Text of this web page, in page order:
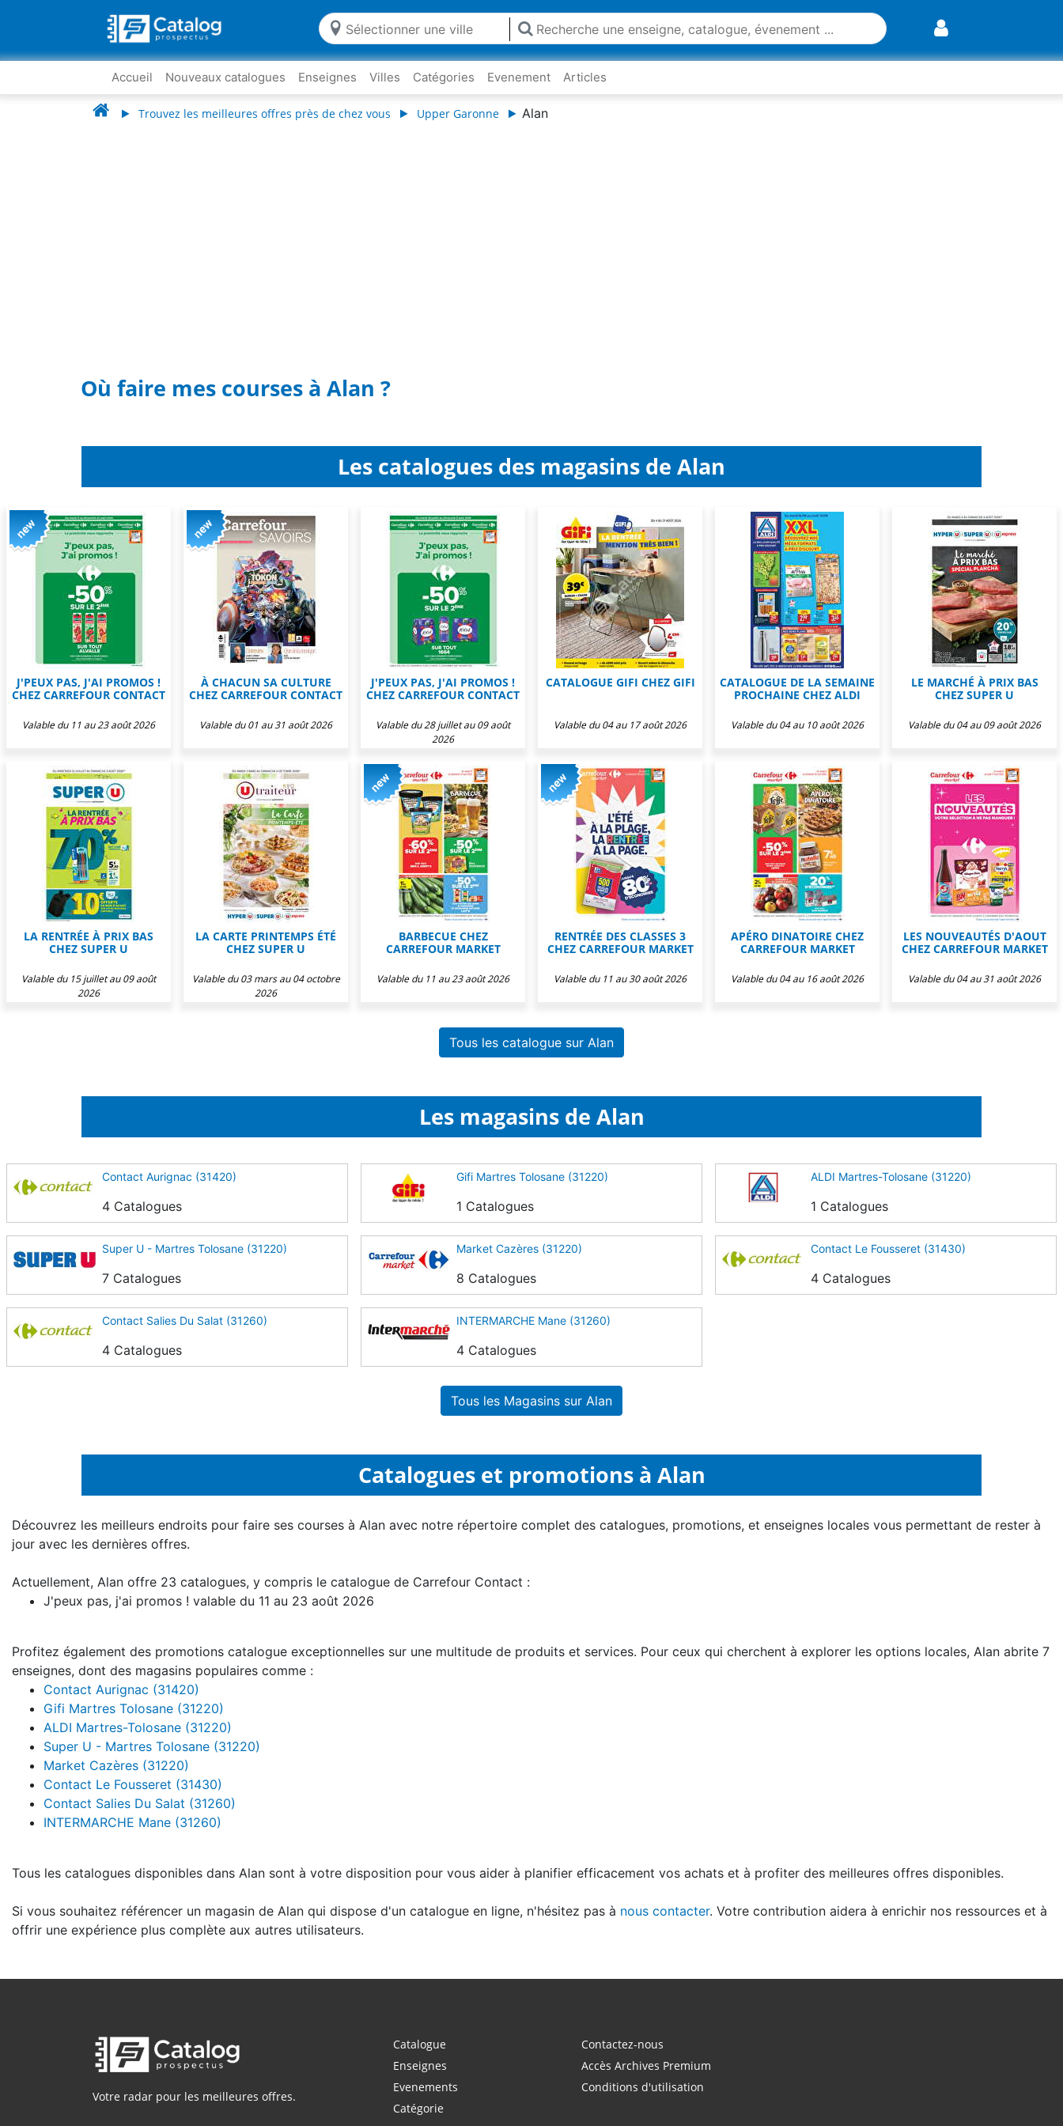
Accueil Nouveaux catalogues Enseignes Villes Catégories Evenement Articles
Trouvez les meilleures offres près de chez vous Upper Garonne Alan
Où faire mes courses à Alan ?
Les catalogues des magasins de Alan
J'PEUX PAS, J'AI PROMOS !
CHEZ CARREFOUR CONTACT
Valable du 11 au 23 août 2026
À CHACUN SA CULTURE
CHEZ CARREFOUR CONTACT
Valable du 01 au 31 août 2026
J'PEUX PAS, J'AI PROMOS !
CHEZ CARREFOUR CONTACT
Valable du 28 juillet au 09 août
2026
CATALOGUE GIFI CHEZ GIFI
Valable du 04 au 17 août 2026
CATALOGUE DE LA SEMAINE
PROCHAINE CHEZ ALDI
Valable du 04 au 10 août 2026
LE MARCHÉ À PRIX BAS
CHEZ SUPER U
Valable du 04 au 09 août 2026
LA RENTRÉE À PRIX BAS
CHEZ SUPER U
Valable du 15 juillet au 09 août
2026
LA CARTE PRINTEMPS ÉTÉ
CHEZ SUPER U
Valable du 03 mars au 04 octobre
2026
BARBECUE CHEZ
CARREFOUR MARKET
Valable du 11 au 23 août 2026
RENTRÉE DES CLASSES 3
CHEZ CARREFOUR MARKET
Valable du 11 au 30 août 2026
APÉRO DINATOIRE CHEZ
CARREFOUR MARKET
Valable du 04 au 16 août 2026
LES NOUVEAUTÉS D'AOUT
CHEZ CARREFOUR MARKET
Valable du 04 au 31 août 2026
Tous les catalogue sur Alan
Les magasins de Alan
Contact Aurignac (31420)
4 Catalogues
Gifi Martres Tolosane (31220)
1 Catalogues
ALDI Martres-Tolosane (31220)
1 Catalogues
Super U - Martres Tolosane (31220)
7 Catalogues
Market Cazères (31220)
8 Catalogues
Contact Le Fousseret (31430)
4 Catalogues
Contact Salies Du Salat (31260)
4 Catalogues
INTERMARCHE Mane (31260)
4 Catalogues
Tous les Magasins sur Alan
Catalogues et promotions à Alan
Découvrez les meilleurs endroits pour faire ses courses à Alan avec notre répertoire complet des catalogues, promotions, et enseignes locales vous permettant de rester à
jour avec les dernières offres.
Actuellement, Alan offre 23 catalogues, y compris le catalogue de Carrefour Contact :
J'peux pas, j'ai promos ! valable du 11 au 23 août 2026
Profitez également des promotions catalogue exceptionnelles sur une multitude de produits et services. Pour ceux qui cherchent à explorer les options locales, Alan abrite 7
enseignes, dont des magasins populaires comme :
Contact Aurignac (31420)
Gifi Martres Tolosane (31220)
ALDI Martres-Tolosane (31220)
Super U - Martres Tolosane (31220)
Market Cazères (31220)
Contact Le Fousseret (31430)
Contact Salies Du Salat (31260)
INTERMARCHE Mane (31260)
Tous les catalogues disponibles dans Alan sont à votre disposition pour vous aider à planifier efficacement vos achats et à profiter des meilleures offres disponibles.
Si vous souhaitez référencer un magasin de Alan qui dispose d'un catalogue en ligne, n'hésitez pas à nous contacter. Votre contribution aidera à enrichir nos ressources et à
offrir une expérience plus complète aux autres utilisateurs.
Votre radar pour les meilleures offres.
Catalogue
Enseignes
Evenements
Catégorie
Contactez-nous
Accès Archives Premium
Conditions d'utilisation